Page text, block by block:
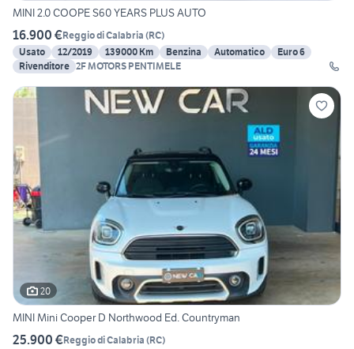
MINI 2.0 COOPE S60 YEARS PLUS AUTO
16.900 €Reggio di Calabria (RC)
Usato
12/2019 139000 Km Benzina Automatico
Euro 6
Rivenditore 2F MOTORS PENTIMELE
20
MINI Mini Cooper D Northwood Ed. Countryman
25.900 €Reggio di Calabria (RC)